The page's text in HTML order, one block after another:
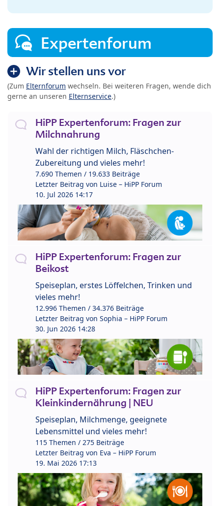
Expertenforum
Wir stellen uns vor
(Zum Elternforum wechseln. Bei weiteren Fragen, wende dich
gerne an unseren Elternservice.)
HiPP Expertenforum: Fragen zur
Milchnahrung
Wahl der richtigen Milch, Fläschchen-
Zubereitung und vieles mehr!
7.690 Themen / 19.633 Beiträge
Letzter Beitrag von Luise – HiPP Forum
10. Jul 2026 14:17
HiPP Expertenforum: Fragen zur
Beikost
Speiseplan, erstes Löffelchen, Trinken und
vieles mehr!
12.996 Themen / 34.376 Beiträge
Letzter Beitrag von Sophia – HiPP Forum
30. Jun 2026 14:28
HiPP Expertenforum: Fragen zur
Kleinkindernährung | NEU
Speiseplan, Milchmenge, geeignete
Lebensmittel und vieles mehr!
115 Themen / 275 Beiträge
Letzter Beitrag von Eva – HiPP Forum
19. Mai 2026 17:13